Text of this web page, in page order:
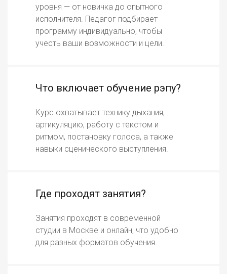
уровня — от новичка до опытного
исполнителя. Педагог подбирает
программу индивидуально, чтобы
учесть ваши возможности и цели.
Что включает обучение рэпу?
Курс охватывает технику дыхания,
артикуляцию, работу с текстом и
ритмом, постановку голоса, а также
навыки сценического выступления.
Где проходят занятия?
Занятия проходят в современной
студии в Москве и онлайн, что удобно
для разных форматов обучения.